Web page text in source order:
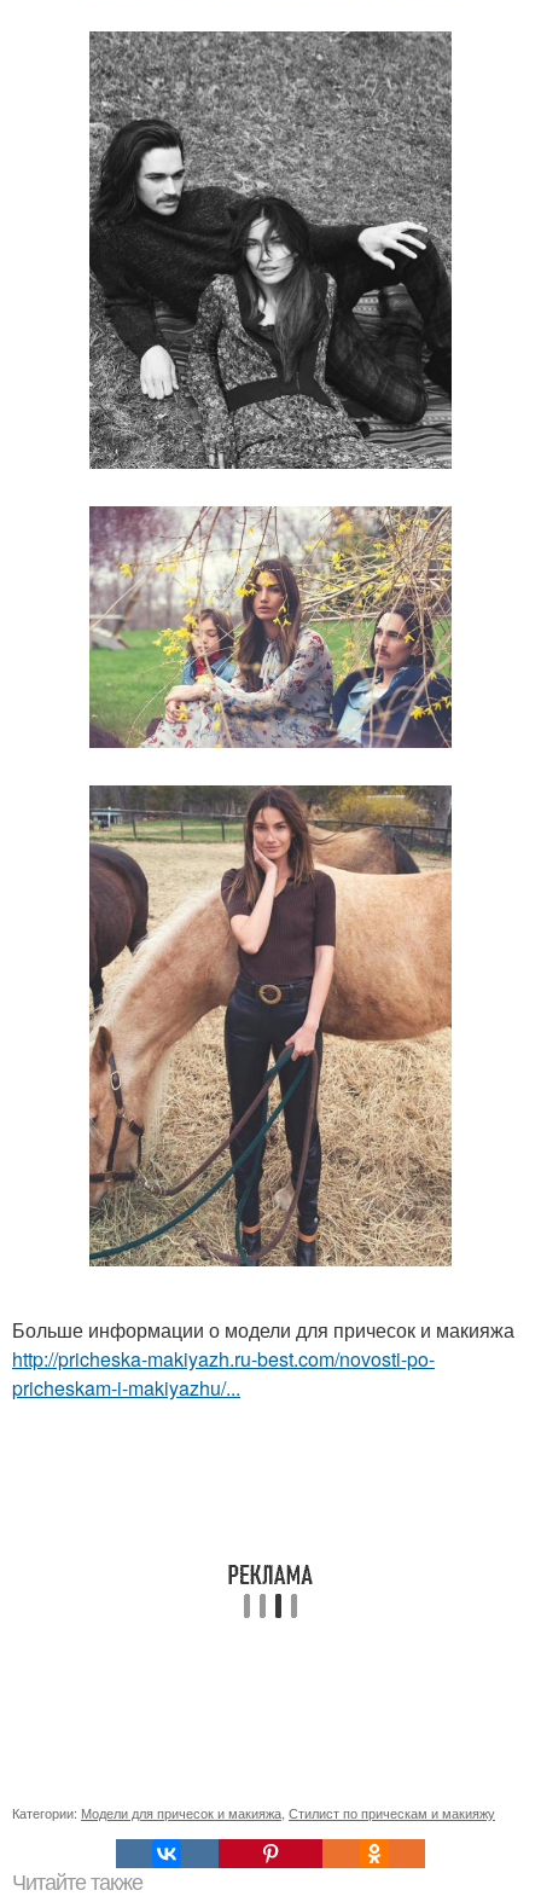
Больше информации о модели для причесок и макияжа
http://pricheska-makiyazh.ru-best.com/novosti-po-
pricheskam-i-makiyazhu/...
Категории: Модели для причесок и макияжа Стилист по прическам и макияжу
Читайте также